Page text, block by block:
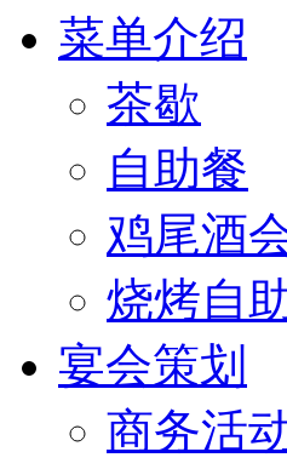
菜单介绍
茶歇
自助餐
鸡尾酒
烧烤自
宴会策划
商务活